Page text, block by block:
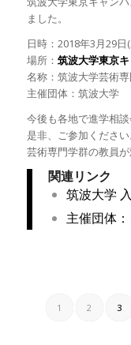
ました。
日時：2018年3月29
場所： 筑波大学東京
名称：筑波大学芸術
主催団体：筑波大学
今後も各地で進学相談
是非、ご参加ください
芸術専門学群の教員が
関連リンク
筑波大学
主催団体：
1 2 3